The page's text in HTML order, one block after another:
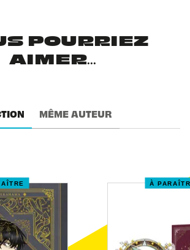
POURRIEZ
AIMER...
MÊME AUTEUR
À